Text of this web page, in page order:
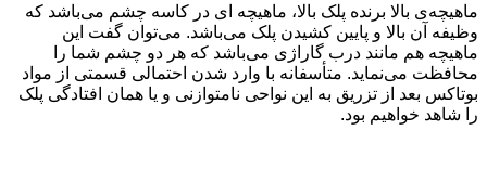
ماهیچه‌ی بالا برنده پلک بالا، ماهیچه ای در کاسه چشم می‌باشد که
وظیفه آن بالا و پایین کشیدن پلک می‌باشد. می‌توان گفت این
ماهیچه هم مانند درب گاراژی می‌باشد که هر دو چشم شما را
محافظت می‌نماید. متأسفانه با وارد شدن احتمالی قسمتی از مواد
بوتاکس بعد از تزریق به این نواحی نامتوازنی و یا همان افتادگی پلک
را شاهد خواهیم بود.